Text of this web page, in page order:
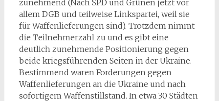
zunehmend (Nach SPD und Grünen jetzt vor
allem DGB und teilweise Linkspartei, weil sie
für Waffenlieferungen sind). Trotzdem nimmt
die Teilnehmerzahl zu und es gibt eine
deutlich zunehmende Positionierung gegen
beide kriegsführenden Seiten in der Ukraine.
Bestimmend waren Forderungen gegen
Waffenlieferungen an die Ukraine und nach
sofortigem Waffenstillstand. In etwa 30 Städten